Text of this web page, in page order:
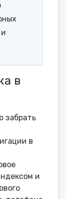
и
в
забрать
в
и